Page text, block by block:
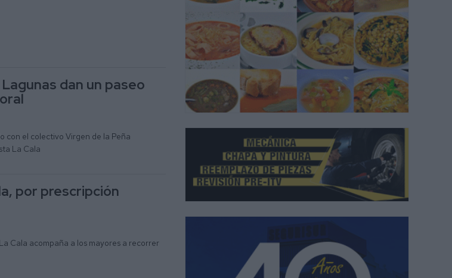
dan un paseo
con el colectivo Virgen de la Peña
La Cala
por prescripción
Cala acompaña a los mayores a recorrer